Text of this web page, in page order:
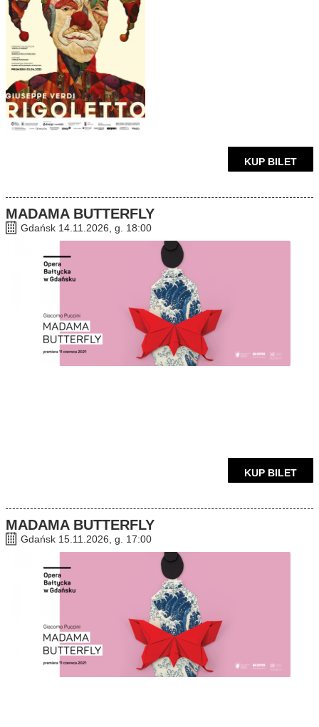
KUP BILET
MADAMA BUTTERFLY
Gdańsk 14.11.2026, g. 18:00
KUP BILET
MADAMA BUTTERFLY
Gdańsk 15.11.2026, g. 17:00